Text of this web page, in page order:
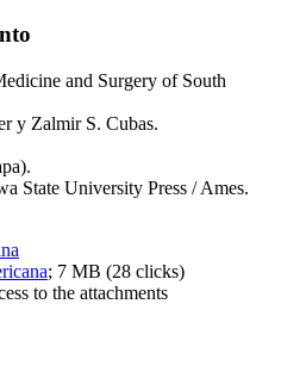
and Surgery of South
y Zalmir S. Cubas.
State University Press / Ames.
; 7 MB (28 clicks)